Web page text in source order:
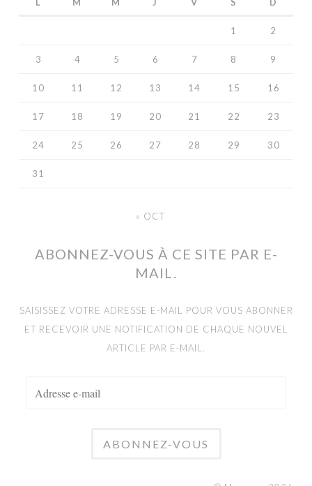
1 2
3 4 5 6 7 8 9
10 11 12 13 14 15 16
17 18 19 20 21 22 23
24 25 26 27 28 29 30
31
« OCT
ABONNEZ-VOUS À CE SITE PAR E-
MAIL.
SAISISSEZ VOTRE ADRESSE E-MAIL POUR VOUS ABONNER
ET RECEVOIR UNE NOTIFICATION DE CHAQUE NOUVEL
ARTICLE PAR E-MAIL.